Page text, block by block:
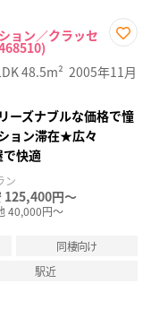
ョン／クラッセ
に入
り登
48.5m² 2005年11月
ーズナブルな価格で憧
ョン滞在★広々
快適
ン
125,400円～
40,000円～
同棲向け
駅近